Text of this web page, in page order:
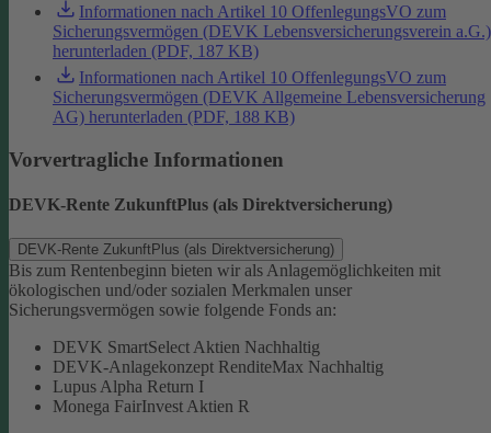
Informationen nach Artikel 10 OffenlegungsVO zum
Sicherungsvermögen (DEVK Lebensversicherungsverein a.G.)
herunterladen (PDF, 187 KB)
Informationen nach Artikel 10 OffenlegungsVO zum
Sicherungsvermögen (DEVK Allgemeine Lebensversicherung
AG) herunterladen (PDF, 188 KB)
Vorvertragliche Informationen
DEVK-Rente ZukunftPlus (als Direktversicherung)
DEVK-Rente ZukunftPlus (als Direktversicherung)
Bis zum Rentenbeginn bieten wir als Anlagemöglichkeiten mit
ökologischen und/oder sozialen Merkmalen unser
Sicherungsvermögen sowie folgende Fonds an:
DEVK SmartSelect Aktien Nachhaltig
DEVK-Anlagekonzept RenditeMax Nachhaltig
Lupus Alpha Return I
Monega FairInvest Aktien R